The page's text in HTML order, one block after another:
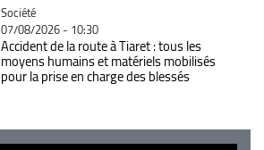
Catégorie
Société
07/08/2026 - 10:30
Accident de la route à Tiaret : tous les
moyens humains et matériels mobilisés
pour la prise en charge des blessés